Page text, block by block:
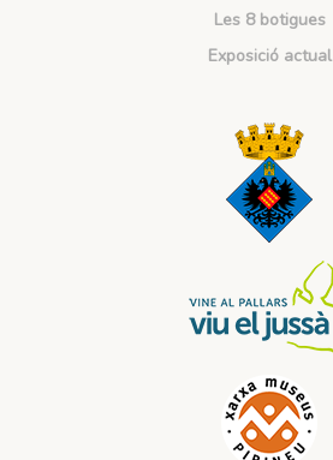
Les 8 botigues
Exposició actual